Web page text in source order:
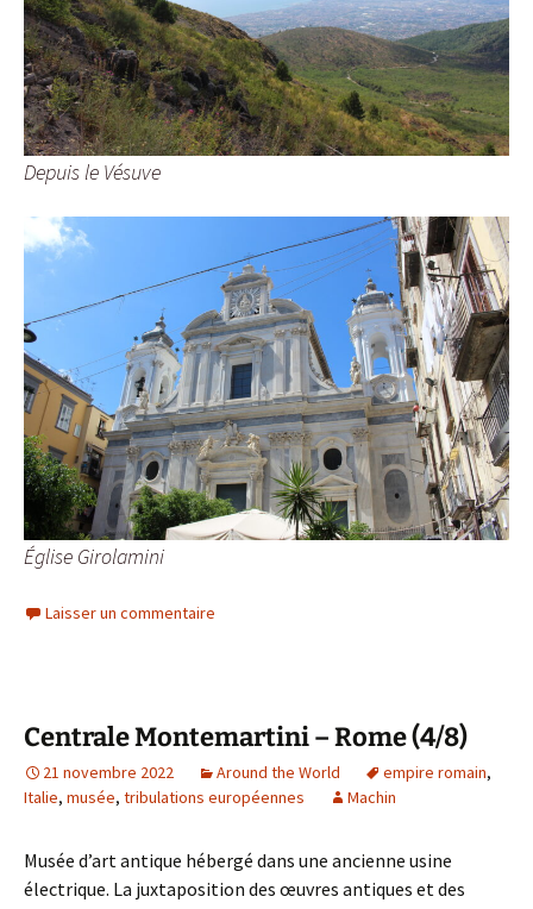
Depuis le Vésuve
Église Girolamini
Laisser un commentaire
Centrale Montemartini – Rome (4/8)
21 novembre 2022 Around the World empire romain,
Italie, musée, tribulations européennes Machin
Musée d’art antique hébergé dans une ancienne usine
électrique. La juxtaposition des œuvres antiques et des